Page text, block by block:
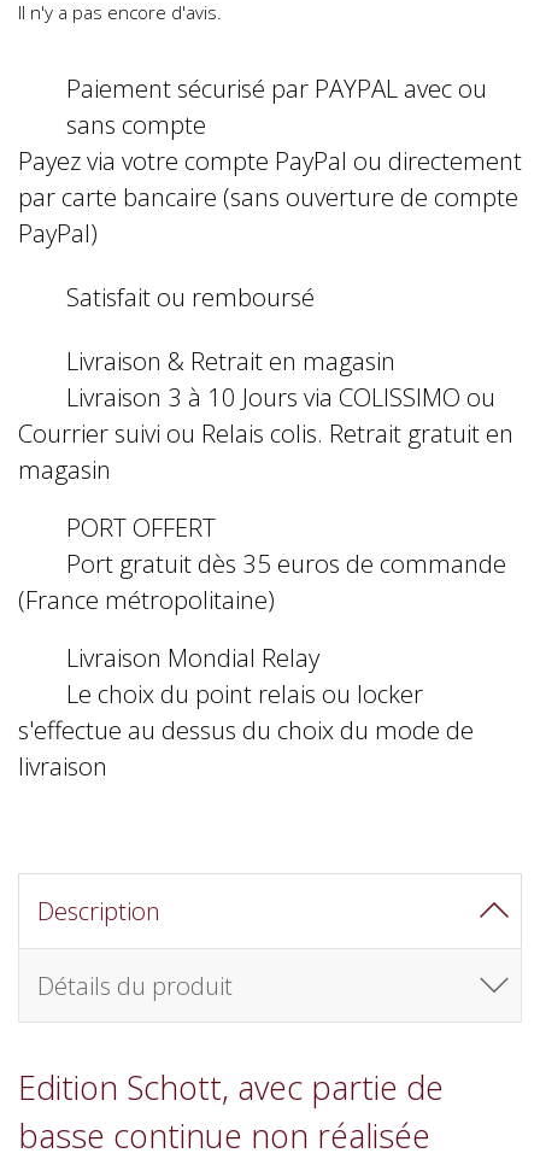
Il n'y a pas encore d'avis.
Paiement sécurisé par PAYPAL avec ou
sans compte
Payez via votre compte PayPal ou directement
par carte bancaire (sans ouverture de compte
PayPal)
Satisfait ou remboursé
Livraison & Retrait en magasin
Livraison 3 à 10 Jours via COLISSIMO ou
Courrier suivi ou Relais colis. Retrait gratuit en
magasin
PORT OFFERT
Port gratuit dès 35 euros de commande
(France métropolitaine)
Livraison Mondial Relay
Le choix du point relais ou locker
s'effectue au dessus du choix du mode de
livraison
Description
Détails du produit
Edition Schott, avec partie de
basse continue non réalisée